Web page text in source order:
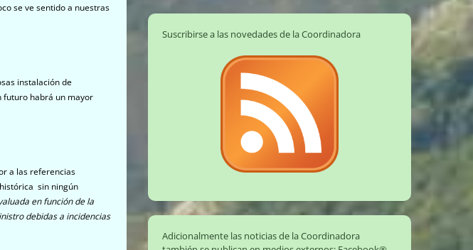
se ve sentido a nuestras
instalación de
futuro habrá un mayor
a las referencias
sin ningún
en función de la
debidas a incidencias
Suscribirse a las novedades de la Coordinadora
Adicionalmente las noticias de la Coordinadora